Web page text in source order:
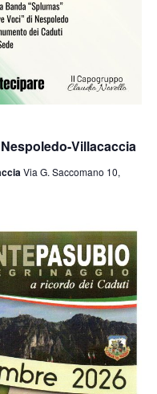
Villacaccia
Via G. Saccomano 10,